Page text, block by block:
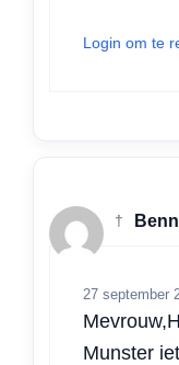
Login om te
†
27 september
Munster